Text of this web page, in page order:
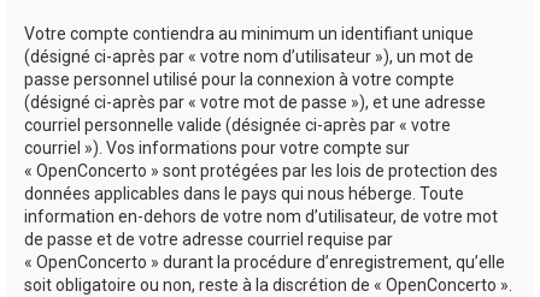
Votre compte contiendra au minimum un identifiant unique
(désigné ci-après par « votre nom d’utilisateur »), un mot de
passe personnel utilisé pour la connexion à votre compte
(désigné ci-après par « votre mot de passe »), et une adresse
courriel personnelle valide (désignée ci-après par « votre
courriel »). Vos informations pour votre compte sur
« OpenConcerto » sont protégées par les lois de protection des
données applicables dans le pays qui nous héberge. Toute
information en-dehors de votre nom d’utilisateur, de votre mot
de passe et de votre adresse courriel requise par
« OpenConcerto » durant la procédure d’enregistrement, qu’elle
soit obligatoire ou non, reste à la discrétion de « OpenConcerto ».